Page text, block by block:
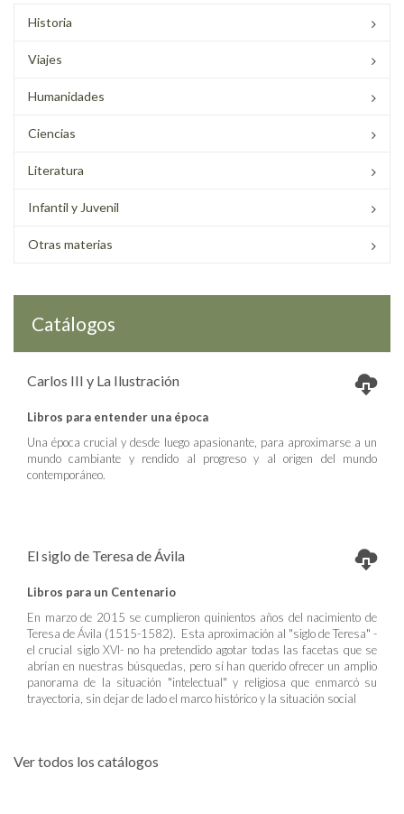
Historia
Viajes
Humanidades
Ciencias
Literatura
Infantil y Juvenil
Otras materias
Catálogos
Carlos III y La Ilustración
Libros para entender una época
Una época crucial y desde luego apasionante, para aproximarse a un
mundo cambiante y rendido al progreso y al origen del mundo
contemporáneo.
El siglo de Teresa de Ávila
Libros para un Centenario
En marzo de 2015 se cumplieron quinientos años del nacimiento de
Teresa de Ávila (1515-1582). Esta aproximación al "siglo de Teresa" -
el crucial siglo XVI- no ha pretendido agotar todas las facetas que se
abrían en nuestras búsquedas, pero sí han querido ofrecer un amplio
panorama de la situación "intelectual" y religiosa que enmarcó su
trayectoria, sin dejar de lado el marco histórico y la situación social
Ver todos los catálogos